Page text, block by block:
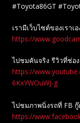
#Toyota86GT
เรามีเว็บไซต์ของเราเ
https://
ไปชมคันจริง รีวิวที่ช่อ
https://
6KxYWOuWJ-g
ไปชมภาพนิ่งรถที่ FB
https://